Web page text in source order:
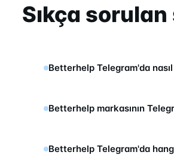
Sıkça
Betterhelp Telegram'da
Betterhelp markasının
Betterhelp Telegram'da